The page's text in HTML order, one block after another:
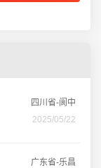
四川省-阆中
2025/05/22
广东省-乐昌